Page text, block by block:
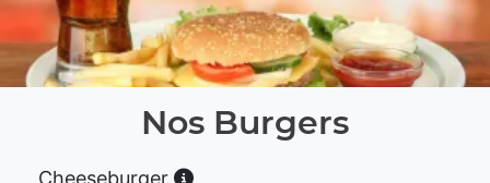
Nos Burgers
Cheeseburger